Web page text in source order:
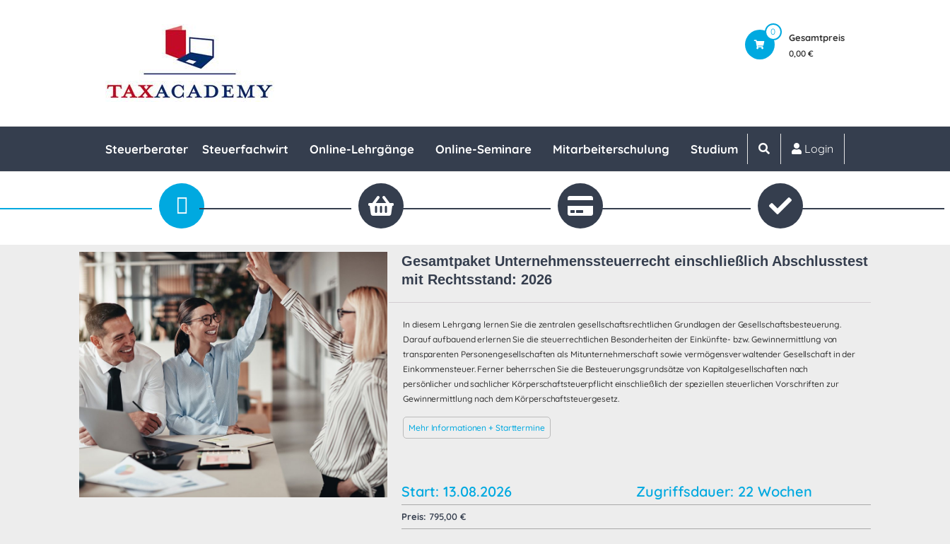
0
Gesamtpreis
0,00 €
Login
Steuerberater Steuerfachwirt Online-Lehrgänge Online-Seminare Mitarbeiterschulung Studium
Gesamtpaket Unternehmenssteuerrecht einschließlich Abschlusstest
mit Rechtsstand: 2026
In diesem Lehrgang lernen Sie die zentralen gesellschaftsrechtlichen Grundlagen der Gesellschaftsbesteuerung.
Darauf aufbauend erlernen Sie die steuerrechtlichen Besonderheiten der Einkünfte- bzw. Gewinnermittlung von
transparenten Personengesellschaften als Mitunternehmerschaft sowie vermögensverwaltender Gesellschaft in der
Einkommensteuer. Ferner beherrschen Sie die Besteuerungsgrundsätze von Kapitalgesellschaften nach
persönlicher und sachlicher Körperschaftsteuerpflicht einschließlich der speziellen steuerlichen Vorschriften zur
Gewinnermittlung nach dem Körperschaftsteuergesetz.
Mehr Informationen + Starttermine
Start: 13.08.2026 Zugriffsdauer: 22 Wochen
Preis: 795,00 €